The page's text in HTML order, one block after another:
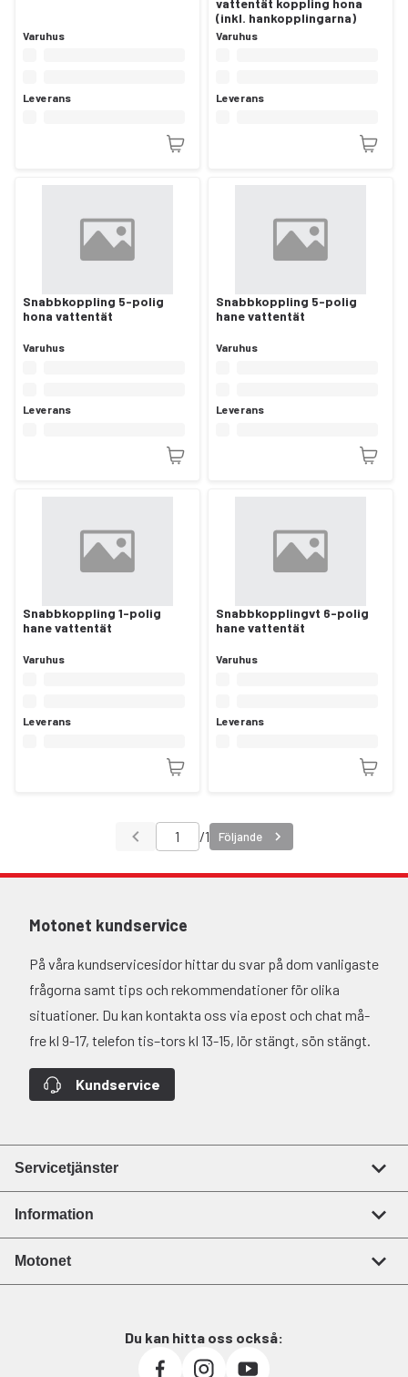
Varuhus
Leverans
vattentät koppling hona
(inkl. hankopplingarna)
Varuhus
Leverans
Snabbkoppling 5-polig
hona vattentät
Varuhus
Leverans
Snabbkoppling 5-polig
hane vattentät
Varuhus
Leverans
Snabbkoppling 1-polig
hane vattentät
Varuhus
Leverans
Snabbkopplingvt 6-polig
hane vattentät
Varuhus
Leverans
/1 Följande
Motonet kundservice
På våra kundservicesidor hittar du svar på dom vanligaste
frågorna samt tips och rekommendationer för olika
situationer. Du kan kontakta oss via epost och chat må-
fre kl 9-17, telefon tis–tors kl 13-15, lör stängt, sön stängt.
Kundservice
Servicetjänster
Information
Motonet
Du kan hitta oss också: